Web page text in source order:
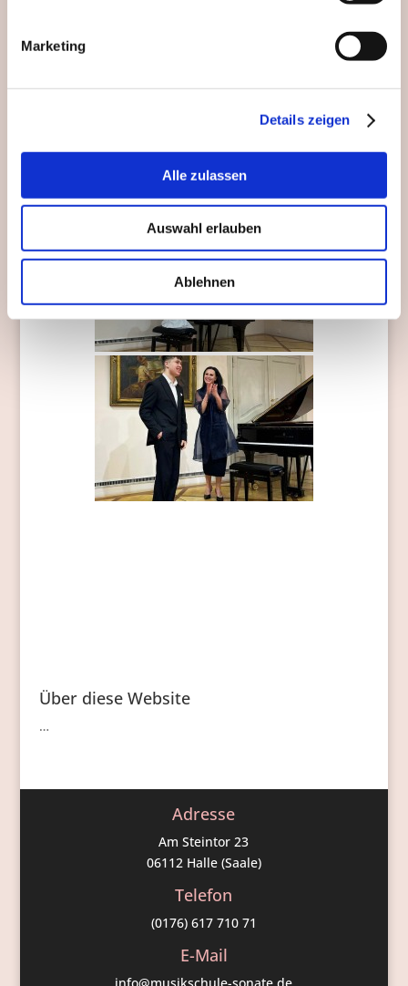
Marketing
Details zeigen
Alle zulassen
Auswahl erlauben
Ablehnen
Über diese Website
…
Adresse
Am Steintor 23
06112 Halle (Saale)
Telefon
(0176) 617 710 71
E-Mail